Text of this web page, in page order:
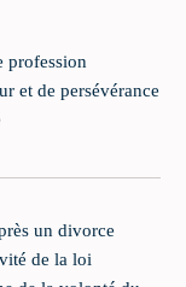
profession
et de persévérance
un divorce
de la loi